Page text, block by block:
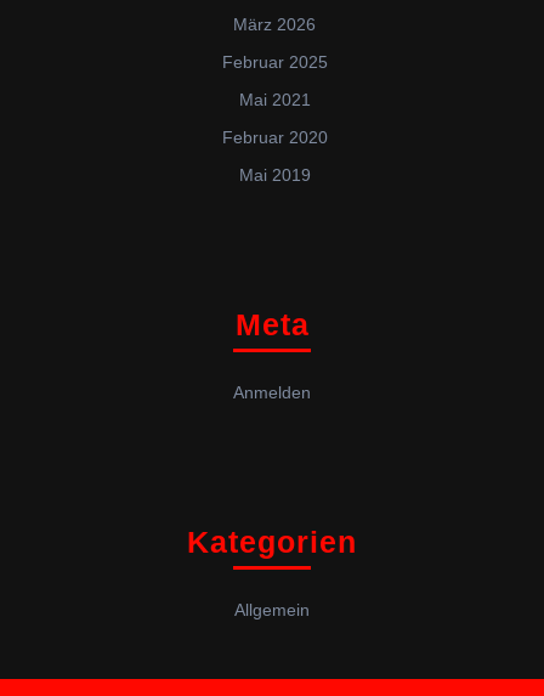
März 2026
Februar 2025
Mai 2021
Februar 2020
Mai 2019
Meta
Anmelden
Kategorien
Allgemein